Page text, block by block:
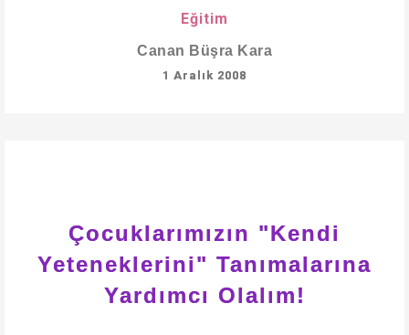
Eğitim
Canan Büşra Kara
1 Aralık 2008
Çocuklarımızın "Kendi
Yeteneklerini" Tanımalarına
Yardımcı Olalım!